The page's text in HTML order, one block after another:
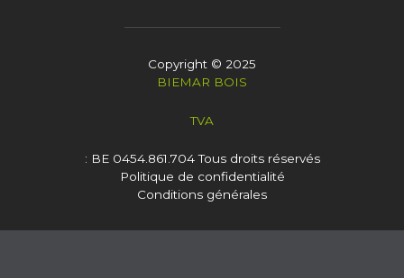
Copyright © 2025
BIEMAR BOIS
TVA
: BE 0454.861.704Tous droits réservés
Politique de confidentialité
Conditions générales